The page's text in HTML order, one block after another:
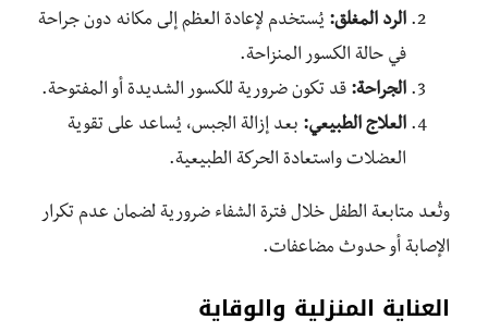
الرد المغلق: يُستخدم لإعادة العظم إلى مكانه دون جراحة
في حالة الكسور المنزاحة.
الجراحة: قد تكون ضرورية للكسور الشديدة أو المفتوحة.
العلاج الطبيعي: بعد إزالة الجبس، يُساعد على تقوية
العضلات واستعادة الحركة الطبيعية.
وتُعد متابعة الطفل خلال فترة الشفاء ضرورية لضمان عدم تكرار
الإصابة أو حدوث مضاعفات.
العناية المنزلية والوقاية